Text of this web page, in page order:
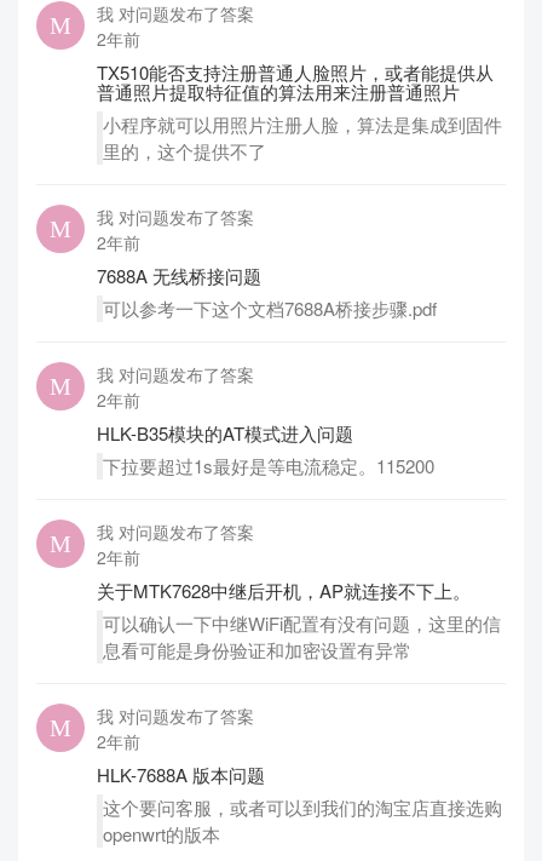
我 对问题发布了答案
2年前
TX510能否支持注册普通人脸照片，或者能提供从
普通照片提取特征值的算法用来注册普通照片
小程序就可以用照片注册人脸，算法是集成到固件
里的，这个提供不了
我 对问题发布了答案
2年前
7688A 无线桥接问题
可以参考一下这个文档7688A桥接步骤.pdf
我 对问题发布了答案
2年前
HLK-B35模块的AT模式进入问题
下拉要超过1s最好是等电流稳定。115200
我 对问题发布了答案
2年前
关于MTK7628中继后开机，AP就连接不下上。
可以确认一下中继WiFi配置有没有问题，这里的信
息看可能是身份验证和加密设置有异常
我 对问题发布了答案
2年前
HLK-7688A 版本问题
这个要问客服，或者可以到我们的淘宝店直接选购
openwrt的版本